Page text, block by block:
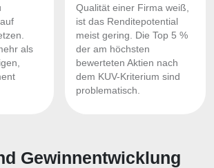
als
Qualität einer Firma weiß,
ist das Renditepotential
meist gering. Die Top 5 %
der am höchsten
bewerteten Aktien nach
dem KUV-Kriterium sind
problematisch.
Gewinnentwicklung